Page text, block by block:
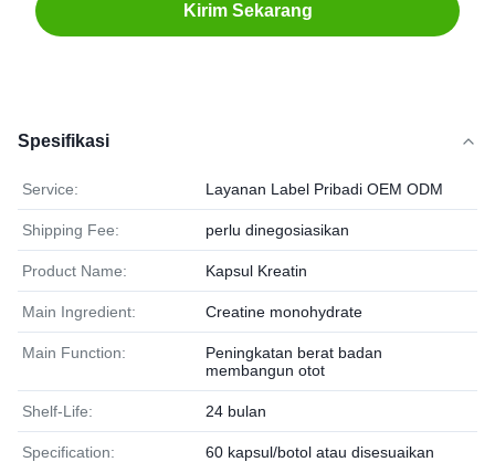
Kirim Sekarang
Spesifikasi
Service: Layanan Label Pribadi OEM ODM
Shipping Fee: perlu dinegosiasikan
Product Name: Kapsul Kreatin
Main Ingredient: Creatine monohydrate
Main Function:
Peningkatan berat badan
membangun otot
Shelf-Life: 24 bulan
Specification: 60 kapsul/botol atau disesuaikan